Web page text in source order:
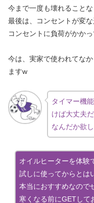
今まで一度も壊れること
最後は、コンセントが変
コンセントに負荷がかか
今は、実家で使われてなか
ますw
タイマー機
けば大丈夫だ
なんだか欲
オイルヒーターを体験
試しに使ってからとは
本当におすすめなので
寒くなる前にGETして